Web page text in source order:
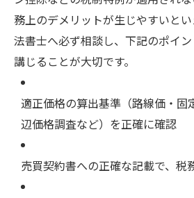
務上のデメリットが生じやすいと
法書士へ必ず相談し、下記のポイ
講じることが大切です。
適正価格の算出基準（路線価・固
辺価格調査など）を正確に確認
売買契約書への正確な記載で、税